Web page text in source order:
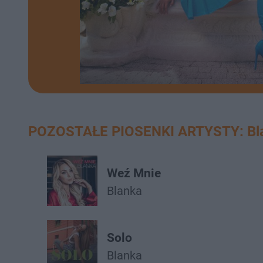
POZOSTAŁE PIOSENKI ARTYSTY:
Weź Mnie
Blanka
Solo
Blanka